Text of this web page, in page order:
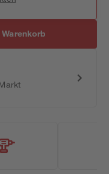
Warenkorb